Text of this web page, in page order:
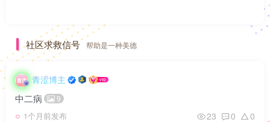
社区求救信号 帮助是一种美德
青涩博主
中二病 9
1个月前发布 23 0 0